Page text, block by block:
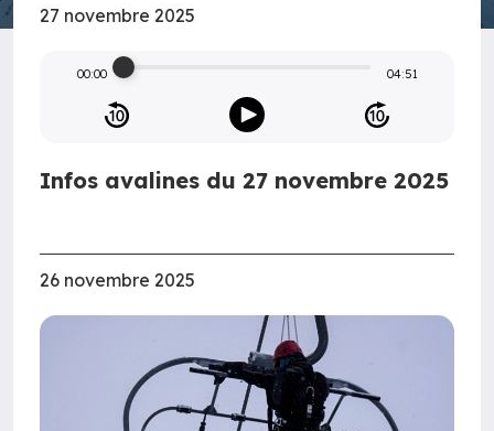
27 novembre 2025
00:00 04:51
Infos avalines du 27 novembre 2025
26 novembre 2025